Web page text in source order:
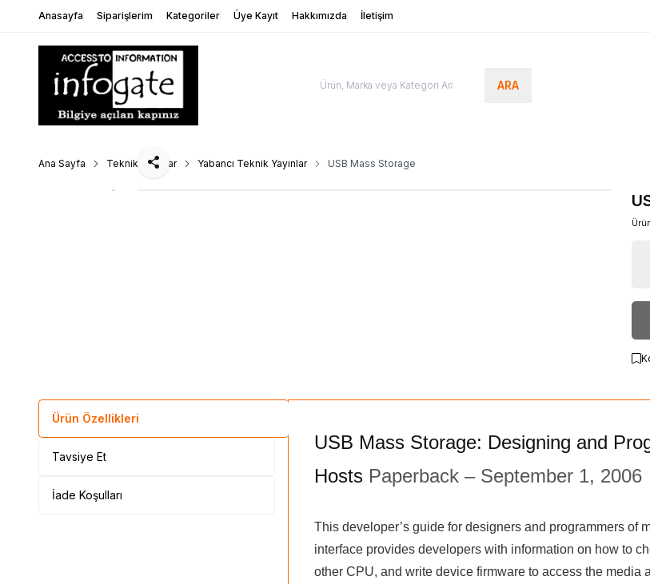
Anasayfa Siparişlerim Kategoriler Üye Kayıt Hakkımızda İletişim
ARA
Ana Sayfa Teknik Yayınlar Yabancı Teknik Yayınlar USB Mass Storage
Paylaş
Ürün Özellikleri
Tavsiye Et
İade Koşulları
USB Mass Storage: Designing and
Hosts Paperback – September 1, 2006
This developer’s guide for designers and programmers of
interface provides developers with information on how to
other CPU, and write device firmware to access the